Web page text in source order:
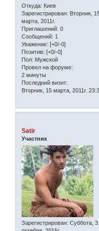
Откуда: Киев
Зарегистрирован: Вторник,
марта, 2011г.
Приглашений: 0
Сообщений: 1
Уважение: [+0/-0]
Позитив: [+0/-0]
Пол: Мужской
Провел на форуме:
2 минуты
Последний визит:
Вторник, 15 марта, 2011г.
Satir
Участник
Зарегистрирован: Суббота, 3